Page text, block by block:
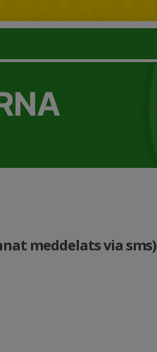
meddelats via sms)